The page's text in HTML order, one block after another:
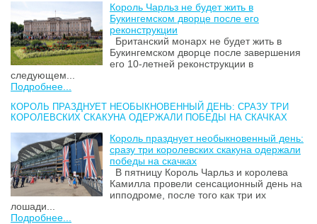
Король Чарльз не будет жить в
Букингемском дворце после его
реконструкции
Британский монарх не будет жить в
Букингемском дворце после завершения
его 10-летней реконструкции в
следующем...
Подробнее...
КОРОЛЬ ПРАЗДНУЕТ НЕОБЫКНОВЕННЫЙ ДЕНЬ: СРАЗУ ТРИ
КОРОЛЕВСКИХ СКАКУНА ОДЕРЖАЛИ ПОБЕДЫ НА СКАЧКАХ
Король празднует необыкновенный день:
сразу три королевских скакуна одержали
победы на скачках
В пятницу Король Чарльз и королева
Камилла провели сенсационный день на
ипподроме, после того как три их
лошади...
Подробнее...